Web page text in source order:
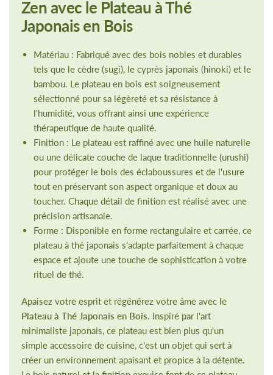
Zen avec le Plateau à Thé
Japonais en Bois
Matériau : Fabriqué avec des bois nobles et durables
tels que le cèdre (sugi), le cyprès japonais (hinoki) et le
bambou. Le plateau en bois est soigneusement
sélectionné pour sa légèreté et sa résistance à
l'humidité, vous offrant ainsi une expérience
thérapeutique de haute qualité.
Finition : Le plateau est raffiné avec une huile naturelle
ou une délicate couche de laque traditionnelle (urushi)
pour protéger le bois des éclaboussures et de l'usure
tout en préservant son aspect organique et doux au
toucher. Chaque détail de finition est réalisé avec une
précision artisanale.
Forme : Disponible en forme rectangulaire et carrée, ce
plateau à thé japonais s'adapte parfaitement à chaque
espace et ajoute une touche de sophistication à votre
rituel de thé.
Apaisez votre esprit et régénérez votre âme avec le
Plateau à Thé Japonais en Bois. Inspiré par l'art
minimaliste japonais, ce plateau est bien plus qu'un
simple accessoire de cuisine, c'est un objet qui sert à
créer un environnement apaisant et propice à la détente.